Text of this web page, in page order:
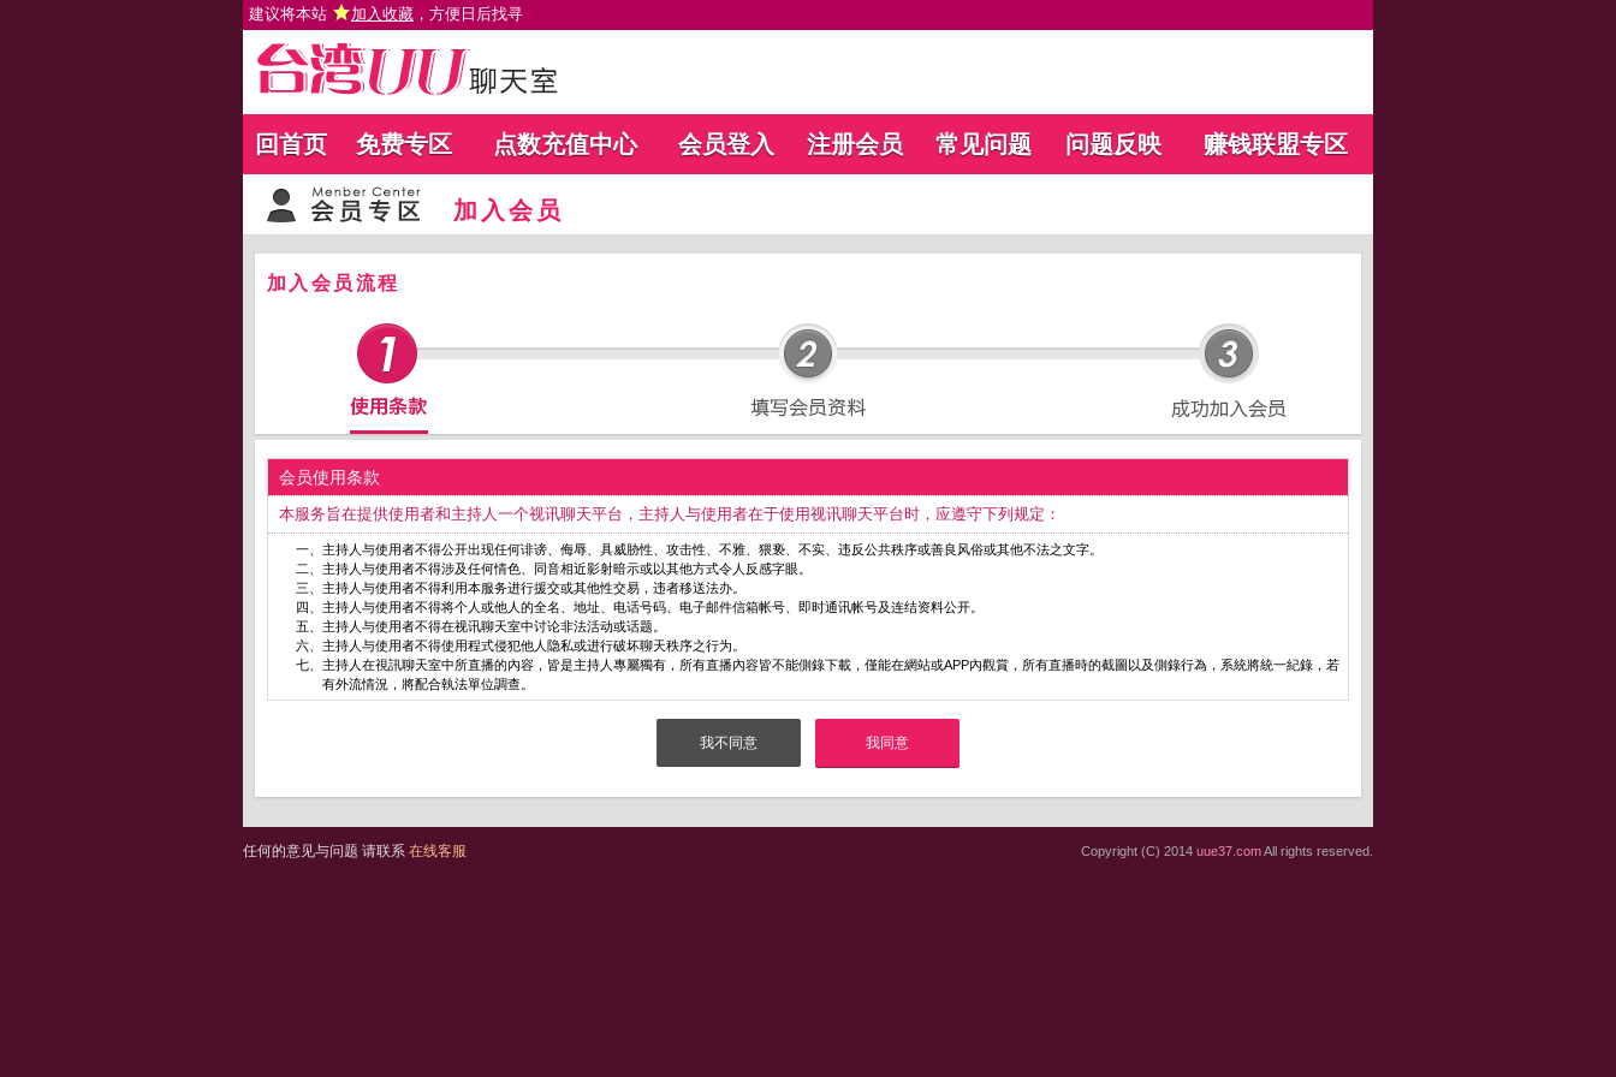
建议将本站 加入收藏 ，方便日后找寻
回首页 免费专区 点数充值中心 会员登入 注册会员 常见问题 问题反映 赚钱联盟专区
加入会员
加入会员流程
会员使用条款
本服务旨在提供使用者和主持人一个视讯聊天平台，主持人与使用者在于使用视讯聊天平台时，应遵守下列规定：
一、 主持人与使用者不得公开出现任何诽谤、侮辱、具威胁性、攻击性、不雅、猥亵、不实、违反公共秩序或善良风俗或其他不法之文字。
二、 主持人与使用者不得涉及任何情色、同音相近影射暗示或以其他方式令人反感字眼。
三、 主持人与使用者不得利用本服务进行援交或其他性交易，违者移送法办。
四、 主持人与使用者不得将个人或他人的全名、地址、电话号码、电子邮件信箱帐号、即时通讯帐号及连结资料公开。
五、 主持人与使用者不得在视讯聊天室中讨论非法活动或话题。
六、 主持人与使用者不得使用程式侵犯他人隐私或进行破坏聊天秩序之行为。
七、 主持人在視訊聊天室中所直播的內容，皆是主持人專屬獨有，所有直播內容皆不能側錄下載，僅能在網站或APP內觀賞，所有直播時的截圖以及側錄行為，系統將統一紀錄，若
有外流情況，將配合執法單位調查。
我不同意 我同意
任何的意见与问题 请联系 在线客服 Copyright (C) 2014 uue37.comAll rights reserved.